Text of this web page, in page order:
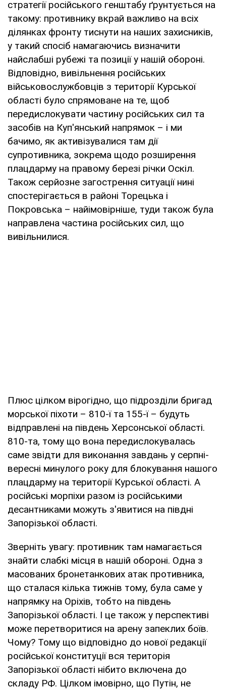
стратегії російського генштабу ґрунтується на
такому: противнику вкрай важливо на всіх
ділянках фронту тиснути на наших захисників,
у такий спосіб намагаючись визначити
найслабші рубежі та позиції у нашій обороні.
Відповідно, вивільнення російських
військовослужбовців з території Курської
області було спрямоване на те, щоб
передислокувати частину російських сил та
засобів на Куп'янський напрямок – і ми
бачимо, як активізувалися там дії
супротивника, зокрема щодо розширення
плацдарму на правому березі річки Оскіл.
Також серйозне загострення ситуації нині
спостерігається в районі Торецька і
Покровська – найімовірніше, туди також була
направлена частина російських сил, що
вивільнилися.
Плюс цілком вірогідно, що підрозділи бригад
морської піхоти – 810-ї та 155-ї – будуть
відправлені на південь Херсонської області.
810-та, тому що вона передислокувалась
саме звідти для виконання завдань у серпні-
вересні минулого року для блокування нашого
плацдарму на території Курської області. А
російські морпіхи разом із російськими
десантниками можуть з'явитися на півдні
Запорізької області.
Зверніть увагу: противник там намагається
знайти слабкі місця в нашій обороні. Одна з
масованих бронетанкових атак противника,
що сталася кілька тижнів тому, була саме у
напрямку на Оріхів, тобто на південь
Запорізької області. І це також у перспективі
може перетворитися на арену запеклих боїв.
Чому? Тому що відповідно до нової редакції
російської конституції вся територія
Запорізької області нібито включена до
складу РФ. Цілком імовірно, що Путін, не